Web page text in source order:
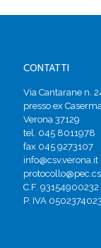
CONTATTI
Via Cantarane n.
presso ex
Verona 37129
tel. 045 8011978
fax 045 9273107
info@csv.verona.it
C.F. 93154900232
P. IVA